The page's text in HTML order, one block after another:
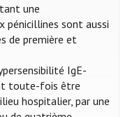
une
pénicillines sont aussi
de première et
IgE-
toute-fois être
hospitalier, par une